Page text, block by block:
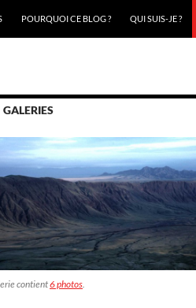
POURQUOI CE BLOG ? QUI SUIS-JE ?
GALERIES
contient6 photos.